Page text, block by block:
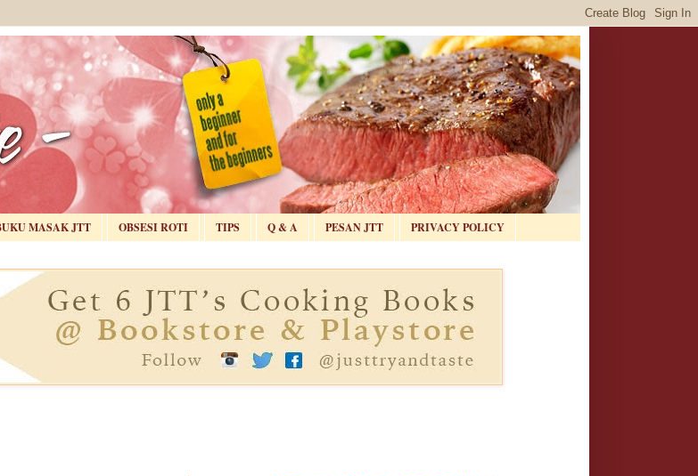
MASAK JTT OBSESI ROTI TIPS Q & A PESAN JTT PRIVACY POLICY